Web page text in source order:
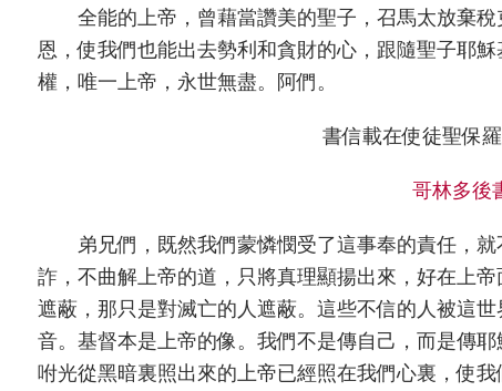
全能的上帝，曾藉當讚美的聖子，召馬太放棄
恩，使我們也能出去勢利和貪財的心，跟隨聖子耶
權，唯一上帝，永世無盡。阿們。
書信載在使徒聖保
哥林多
弟兄們，既然我們蒙憐憫受了這事奉的責任，
詐，不曲解上帝的道，只將真理顯揚出來，好在上
遮蔽，那只是對滅亡的人遮蔽。這些不信的人被這
音。基督本是上帝的像。我們不是傳自己，而是傳
咐光從黑暗裏照出來的上帝已經照在我們心裏，使